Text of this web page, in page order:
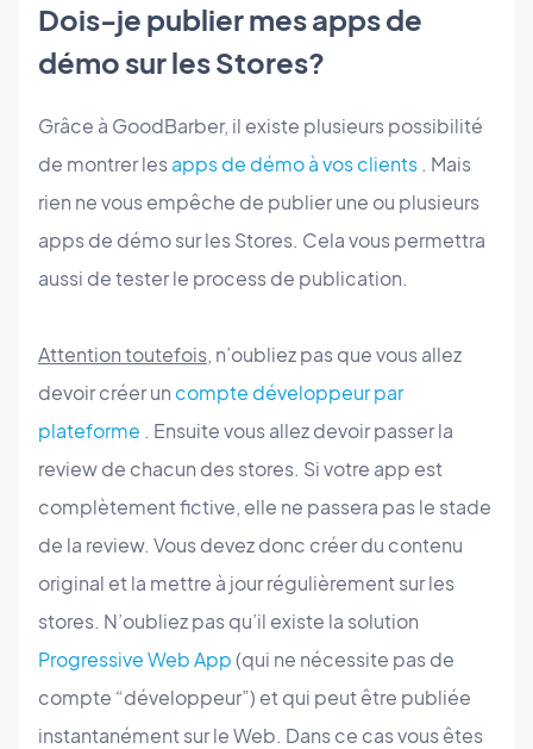
Dois-je publier mes apps de
démo sur les Stores?
Grâce à GoodBarber, il existe plusieurs possibilité
de montrer lesapps de démo à vos clients . Mais
rien ne vous empêche de publier une ou plusieurs
apps de démo sur les Stores. Cela vous permettra
aussi de tester le process de publication.
Attention toutefois, n’oubliez pas que vous allez
devoir créer un compte développeur par
plateforme . Ensuite vous allez devoir passer la
review de chacun des stores. Si votre app est
complètement fictive, elle ne passera pas le stade
de la review. Vous devez donc créer du contenu
original et la mettre à jour régulièrement sur les
stores. N’oubliez pas qu’il existe la solution
Progressive Web App(qui ne nécessite pas de
compte “développeur”) et qui peut être publiée
instantanément sur le Web. Dans ce cas vous êtes